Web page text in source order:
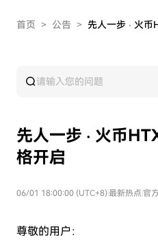
首页 > 公告 > 先人一步 · 火币
先人一步 · 火币
格开启
06/01 18:00:00 (UTC+8)最新热点 官
尊敬的用户：